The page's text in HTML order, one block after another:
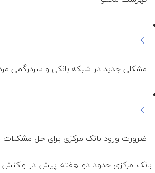
مشکلی جدید در شبکه بانکی و سردرگمی
ضرورت ورود بانک مرکزی برای حل
بانک مرکزی حدود دو هفته پیش در واکنش